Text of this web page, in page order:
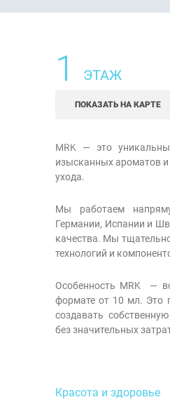
1 ЭТАЖ
ПОКАЗАТЬ НА КАРТЕ
MRK — это
изысканных ароматов
ухода.
Мы работаем
Германии, Испании и
качества. Мы
технологий и
Особенность MRK —
формате от 10 мл. Это
создавать
без значительных
Красота и здоровье